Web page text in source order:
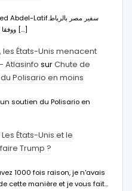
ووفقا له، فإن هذا الإجراء يهدف إلى […]
États-Unis menacent
Atlasinfo surChute de
Polisario en moins
soutien du Polisario en
Les États-Unis et le
Trump ?
1000 fois raison, je n'avais
cette manière et je vous fait…